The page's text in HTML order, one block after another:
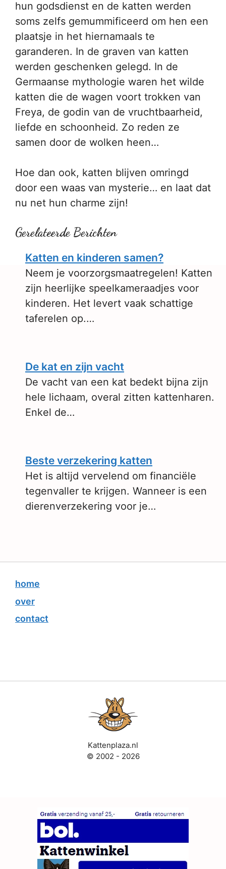
hun godsdienst en de katten werden
soms zelfs gemummificeerd om hen een
plaatsje in het hiernamaals te
garanderen. In de graven van katten
werden geschenken gelegd. In de
Germaanse mythologie waren het wilde
katten die de wagen voort trokken van
Freya, de godin van de vruchtbaarheid,
liefde en schoonheid. Zo reden ze
samen door de wolken heen…
Hoe dan ook, katten blijven omringd
door een waas van mysterie… en laat dat
nu net hun charme zijn!
Gerelateerde Berichten
Katten en kinderen samen?
Neem je voorzorgsmaatregelen! Katten
zijn heerlijke speelkameraadjes voor
kinderen. Het levert vaak schattige
taferelen op.…
De kat en zijn vacht
De vacht van een kat bedekt bijna zijn
hele lichaam, overal zitten kattenharen.
Enkel de…
Beste verzekering katten
Het is altijd vervelend om financiële
tegenvaller te krijgen. Wanneer is een
dierenverzekering voor je…
home
over
contact
Kattenplaza.nl
© 2002 - 2026